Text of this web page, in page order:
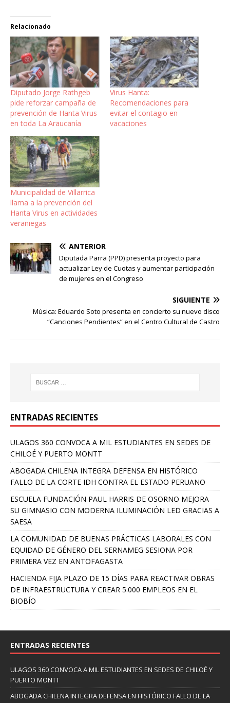
Relacionado
Diputado Jorge Rathgeb
pide reforzar campaña de
prevención de Hanta Virus
en toda La Araucanía
Virus Hanta:
Recomendaciones para
evitar el contagio en
vacaciones
Municipalidad de Villarrica
llama a la prevención del
Hanta Virus en actividades
veraniegas
ANTERIOR
Diputada Parra (PPD) presenta proyecto para
actualizar Ley de Cuotas y aumentar participación
de mujeres en el Congreso
SIGUIENTE
Música: Eduardo Soto presenta en concierto su nuevo disco
“Canciones Pendientes” en el Centro Cultural de Castro
ENTRADAS RECIENTES
ULAGOS 360 CONVOCA A MIL ESTUDIANTES EN SEDES DE
CHILOÉ Y PUERTO MONTT
ABOGADA CHILENA INTEGRA DEFENSA EN HISTÓRICO
FALLO DE LA CORTE IDH CONTRA EL ESTADO PERUANO
ESCUELA FUNDACIÓN PAUL HARRIS DE OSORNO MEJORA
SU GIMNASIO CON MODERNA ILUMINACIÓN LED GRACIAS A
SAESA
LA COMUNIDAD DE BUENAS PRÁCTICAS LABORALES CON
EQUIDAD DE GÉNERO DEL SERNAMEG SESIONA POR
PRIMERA VEZ EN ANTOFAGASTA
HACIENDA FIJA PLAZO DE 15 DÍAS PARA REACTIVAR OBRAS
DE INFRAESTRUCTURA Y CREAR 5.000 EMPLEOS EN EL
BIOBÍO
ENTRADAS RECIENTES
ULAGOS 360 CONVOCA A MIL ESTUDIANTES EN SEDES DE CHILOÉ Y
PUERTO MONTT
ABOGADA CHILENA INTEGRA DEFENSA EN HISTÓRICO FALLO DE LA